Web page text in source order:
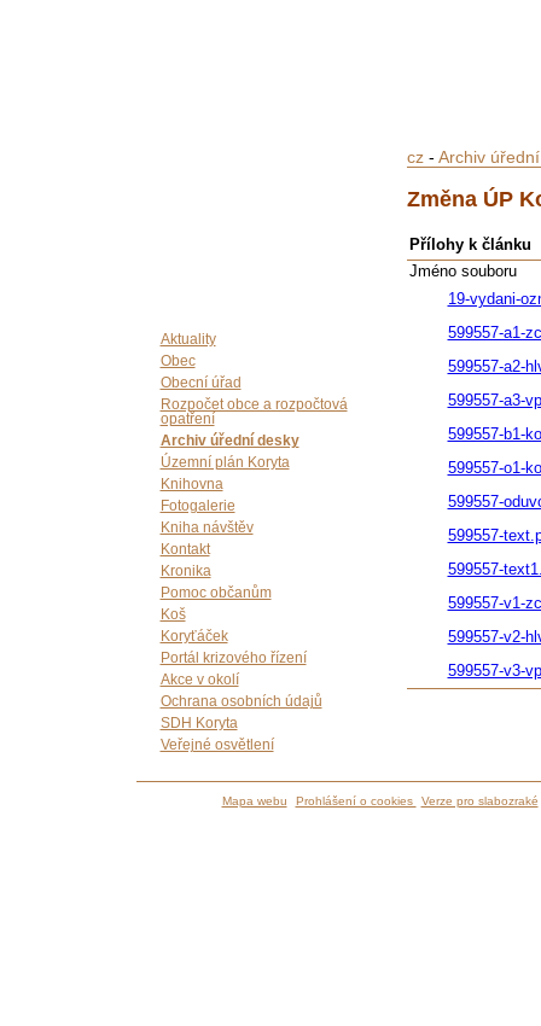
Aktuality
Obec
Obecní úřad
Rozpočet obce a rozpočtová
opatření
Archiv úřední desky
Územní plán Koryta
Knihovna
Fotogalerie
Kniha návštěv
Kontakt
Kronika
Pomoc občanům
Koš
Koryťáček
Portál krizového řízení
Akce v okolí
Ochrana osobních údajů
SDH Koryta
Veřejné osvětlení
cz- Archiv
Změna ÚP
Přílohy k článku
Jméno souboru
19-vydani-
599557-a1-
599557-a2-
599557-a3-
599557-b1-
599557-o1-
599557-
599557-
599557-
599557-v1-
599557-v2-
599557-v3-
Mapa webu Prohlášení o cookies Verze pro slabozraké